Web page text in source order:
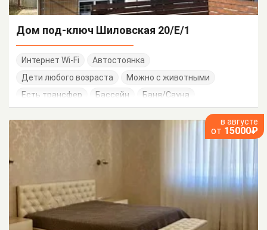
Дом под-ключ Шиловская 20/Е/1
Интернет Wi-Fi
Автостоянка
Дети любого возраста
Можно с животными
Есть трансфер
Бассейн Баня/Сауна
в августе
от 15000₽